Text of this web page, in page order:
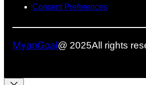
Consent Preferences
MyanGoal@ 2025All rights